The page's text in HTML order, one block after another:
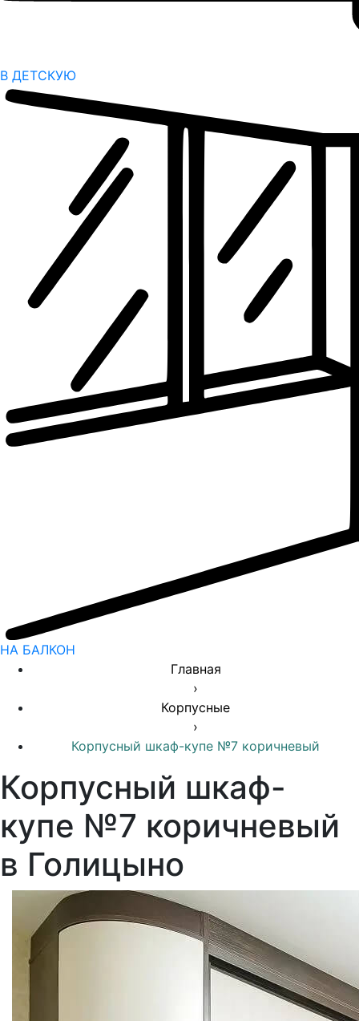
В ДЕТСКУЮ
НА БАЛКОН
Главная
›
Корпусные
›
Корпусный шкаф-купе №7 коричневый
Корпусный шкаф-
купе №7 коричневый
в Голицыно